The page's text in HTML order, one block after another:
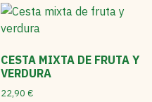
CESTA MIXTA DE FRUTA Y
VERDURA
22,90 €